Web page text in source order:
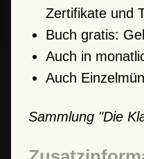
Zertifikate und
Buch gratis:
Auch in
Auch
Sammlung "Die